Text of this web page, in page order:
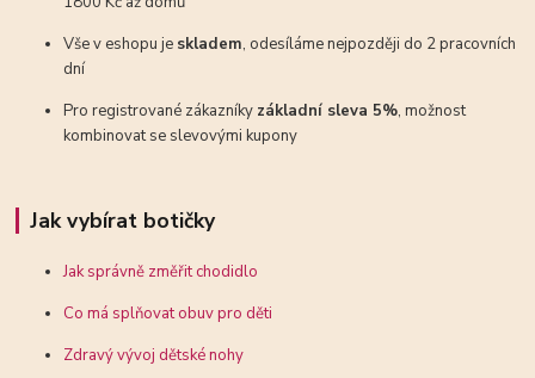
Vše v eshopu je skladem, odesíláme nejpozději do 2 pracovních
dní
Pro registrované zákazníky základní sleva 5%, možnost
kombinovat se slevovými kupony
Jak vybírat botičky
Jak správně změřit chodidlo
Co má splňovat obuv pro děti
Zdravý vývoj dětské nohy